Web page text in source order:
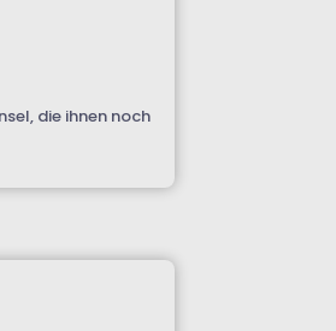
die ihnen noch